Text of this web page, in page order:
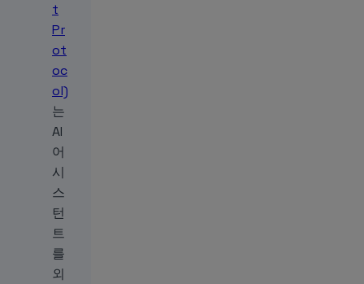
t
Pr
ot
oc
ol)
는
AI
어
시
스
턴
트
를
외